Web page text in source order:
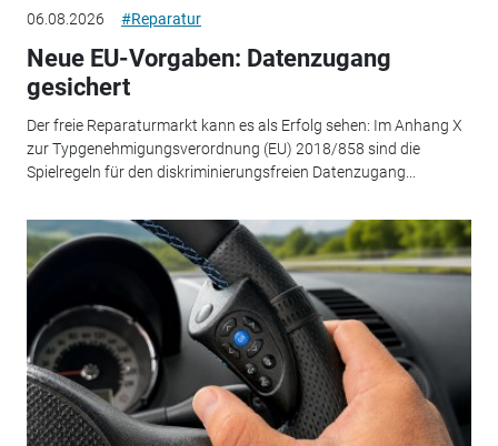
06.08.2026 #Reparatur
Neue EU-Vorgaben: Datenzugang
gesichert
Der freie Reparaturmarkt kann es als Erfolg sehen: Im Anhang X
zur Typgenehmigungsverordnung (EU) 2018/858 sind die
Spielregeln für den diskriminierungsfreien Datenzugang...